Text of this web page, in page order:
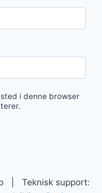
i denne browser
| Teknisk support: